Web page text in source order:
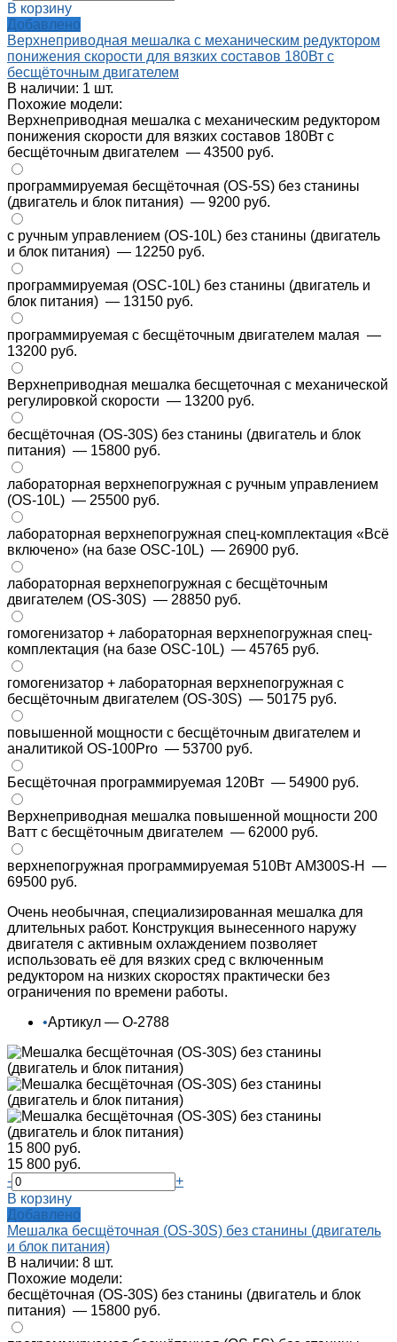
В корзину
Добавлено
Верхнеприводная мешалка с механическим редуктором
понижения скорости для вязких составов 180Вт с
бесщёточным двигателем
В наличии: 1 шт.
Похожие модели:
Верхнеприводная мешалка с механическим редуктором
понижения скорости для вязких составов 180Вт с
бесщёточным двигателем — 43500 руб.
программируемая бесщёточная (OS-5S) без станины
(двигатель и блок питания) — 9200 руб.
с ручным управлением (OS-10L) без станины (двигатель
и блок питания) — 12250 руб.
программируемая (OSC-10L) без станины (двигатель и
блок питания) — 13150 руб.
программируемая с бесщёточным двигателем малая —
13200 руб.
Верхнеприводная мешалка бесщеточная с механической
регулировкой скорости — 13200 руб.
бесщёточная (OS-30S) без станины (двигатель и блок
питания) — 15800 руб.
лабораторная верхнепогружная с ручным управлением
(OS-10L) — 25500 руб.
лабораторная верхнепогружная спец-комплектация «Всё
включено» (на базе OSC-10L) — 26900 руб.
лабораторная верхнепогружная с бесщёточным
двигателем (OS-30S) — 28850 руб.
гомогенизатор + лабораторная верхнепогружная спец-
комплектация (на базе OSC-10L) — 45765 руб.
гомогенизатор + лабораторная верхнепогружная с
бесщёточным двигателем (OS-30S) — 50175 руб.
повышенной мощности с бесщёточным двигателем и
аналитикой OS-100Pro — 53700 руб.
Бесщёточная программируемая 120Вт — 54900 руб.
Верхнеприводная мешалка повышенной мощности 200
Ватт с бесщёточным двигателем — 62000 руб.
верхнепогружная программируемая 510Вт AM300S-H
—
69500 руб.
Очень необычная, специализированная мешалка для
длительных работ. Конструкция вынесенного наружу
двигателя с активным охлаждением позволяет
использовать её для вязких сред с включенным
редуктором на низких скоростях практически без
ограничения по времени работы.
•Артикул — О-2788
15 800 руб.
15 800 руб.
-
+
В корзину
Добавлено
Мешалка бесщёточная (OS-30S) без станины (двигатель
и блок питания)
В наличии: 8 шт.
Похожие модели:
бесщёточная (OS-30S) без станины (двигатель и блок
питания) — 15800 руб.